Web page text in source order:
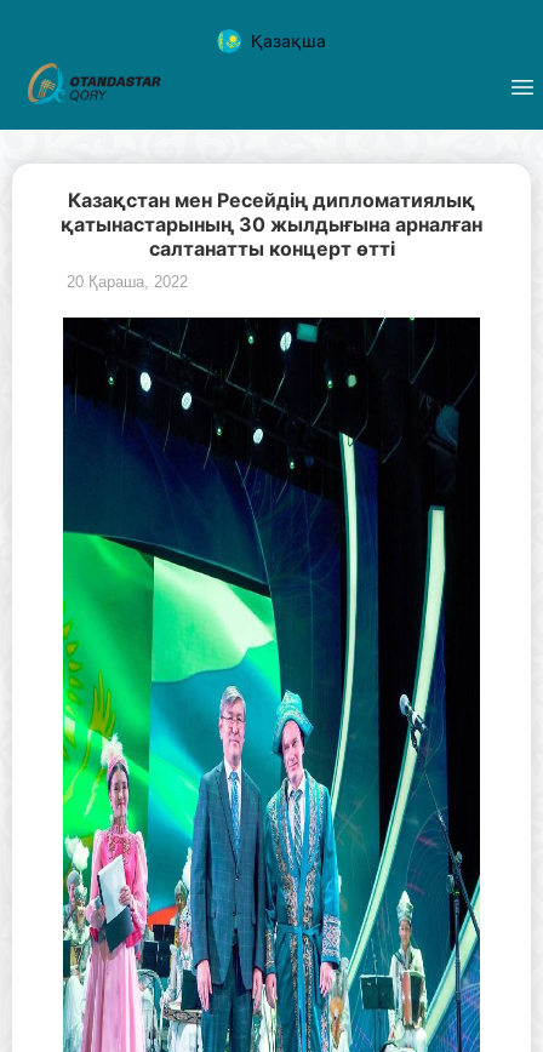
Қазақша
Казақстан мен Ресейдің дипломатиялық
қатынастарының 30 жылдығына арналған
салтанатты концерт өтті
20 Қараша, 2022